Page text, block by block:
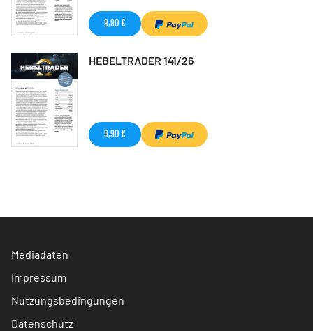
9,90 €
HEBELTRADER 141/26
9,90 €
Mediadaten
Impressum
Nutzungsbedingungen
Datenschutz